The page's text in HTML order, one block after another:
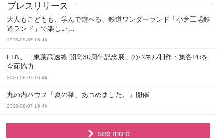
大人もこどもも、学んで遊べる、鉄道ワンダーランド「小倉工場鉄
道ランド」で楽しい…
2026-08-07 16:46
FLN、「東葉高速線 開業30周年記念展」のパネル制作・集客PRを
全面協力
2026-08-07 16:46
丸の内ハウス「夏の麺、あつめました。」開催
2026-08-07 16:46
see more